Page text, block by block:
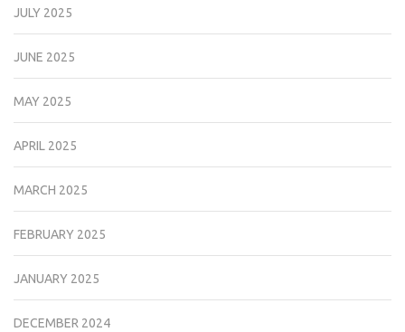
JULY 2025
JUNE 2025
MAY 2025
APRIL 2025
MARCH 2025
FEBRUARY 2025
JANUARY 2025
DECEMBER 2024